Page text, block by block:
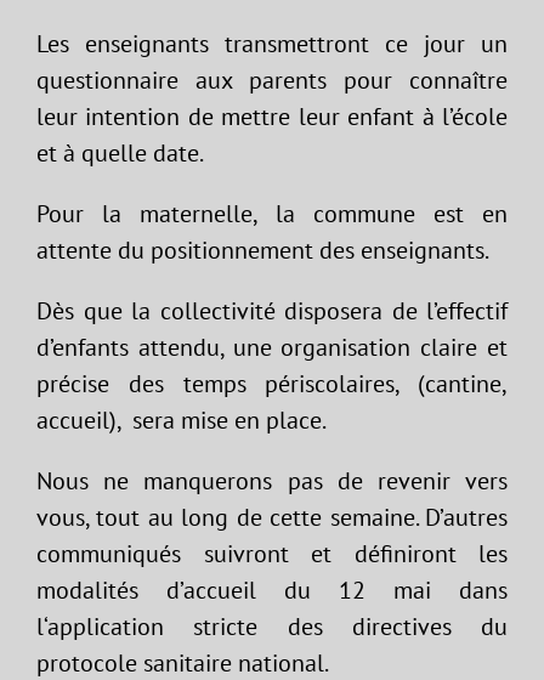
Les enseignants transmettront ce jour un
questionnaire aux parents pour connaître
leur intention de mettre leur enfant à l’école
et à quelle date.
Pour la maternelle, la commune est en
attente du positionnement des enseignants.
Dès que la collectivité disposera de l’effectif
d’enfants attendu, une organisation claire et
précise des temps périscolaires, (cantine,
accueil), sera mise en place.
Nous ne manquerons pas de revenir vers
vous, tout au long de cette semaine. D’autres
communiqués suivront et définiront les
modalités d’accueil du 12 mai dans
l‘application stricte des directives du
protocole sanitaire national.